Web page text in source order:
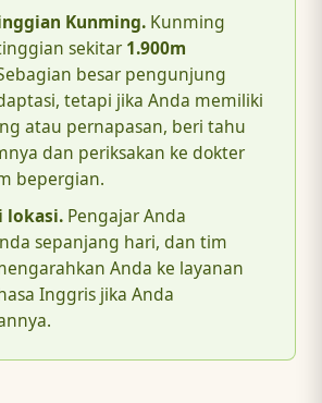
Kunming. Kunming
sekitar 1.900m
besar pengunjung
tetapi jika Anda memiliki
atau pernapasan, beri tahu
dan periksakan ke dokter
bepergian.
lokasi. Pengajar Anda
sepanjang hari, dan tim
Anda ke layanan
Inggris jika Anda